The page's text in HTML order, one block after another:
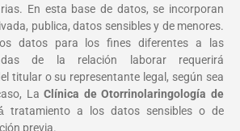
En esta base de datos, se incorporan
publica, datos sensibles y de menores.
datos para los fines diferentes a las
de la relación laborar requerirá
titular o su representante legal, según sea
LaClínica de Otorrinolaringología de
tratamiento a los datos sensibles o de
previa.